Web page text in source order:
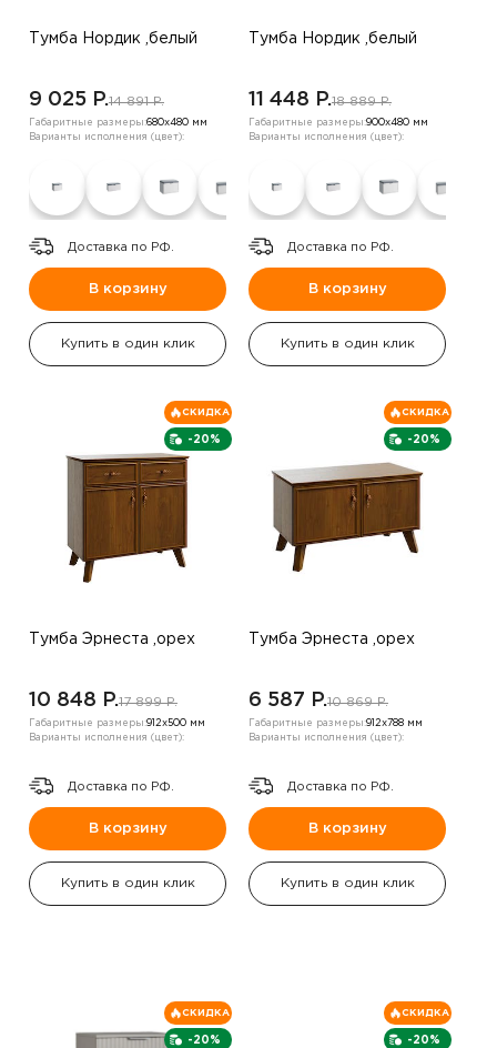
Тумба Нордик ,белый
9 025 P.14 891 P.
Габаритные размеры:680х480 мм
Варианты исполнения (цвет):
Доставка по РФ.
В корзину
Купить в один клик
Тумба Нордик ,белый
11 448 P.18 889 P.
Габаритные размеры:900х480 мм
Варианты исполнения (цвет):
Доставка по РФ.
В корзину
Купить в один клик
-20%
СКИДКА
Тумба Эрнеста ,орех
10 848 P.17 899 P.
Габаритные размеры:912х500 мм
Варианты исполнения (цвет):
Доставка по РФ.
В корзину
Купить в один клик
-20%
СКИДКА
Тумба Эрнеста ,орех
6 587 P.10 869 P.
Габаритные размеры:912х788 мм
Варианты исполнения (цвет):
Доставка по РФ.
В корзину
Купить в один клик
-20%
СКИДКА
-20%
СКИДКА